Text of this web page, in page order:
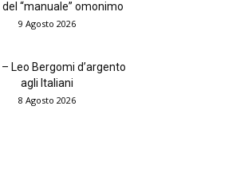
“manuale” omonimo
9 Agosto 2026
Leo Bergomi d’argento
agli Italiani
8 Agosto 2026